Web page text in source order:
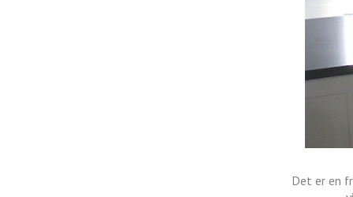
Det er en